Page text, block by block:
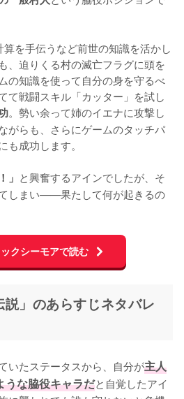
を手伝うなど前世の知識を活かし
、迫りくる村の滅亡フラグに頭を
の知識を使って自分の身を守るべ
て戦闘スキル「カッター」を試し
。勢い余って姉のイエナに攻撃し
がらも、さらにゲームのタッチパ
成功します。
」 と興奮するアインでしたが、そ
しまい——果たして何が起きるの
クシーモアで読む
」のあらすじネタバレ
いたステータスから、自分が主人
うな脇役キャラだと自覚したアイ